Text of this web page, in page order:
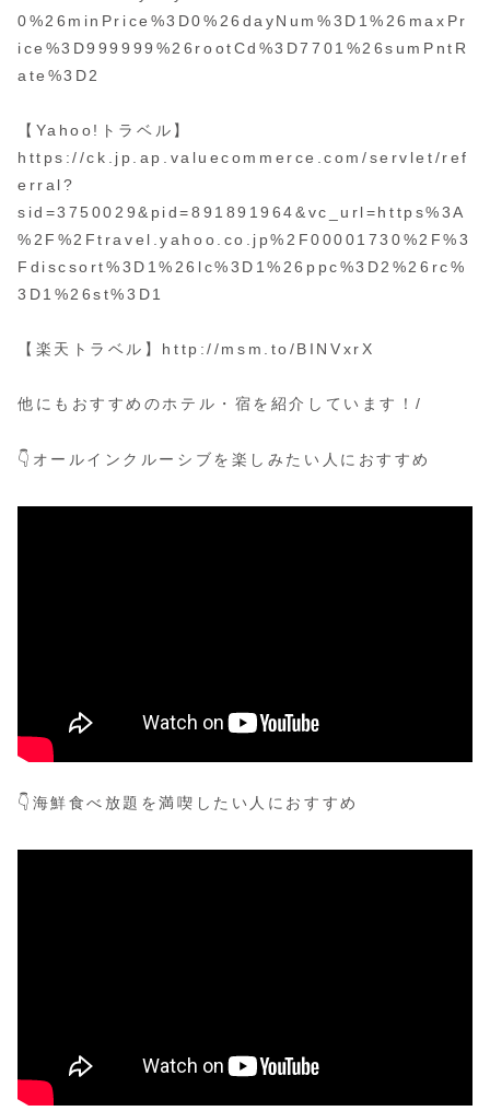
0%26minPrice%3D0%26dayNum%3D1%26maxPr
ice%3D999999%26rootCd%3D7701%26sumPntR
ate%3D2
【Yahoo!トラベル】
https://ck.jp.ap.valuecommerce.com/servlet/ref
erral?
sid=3750029&pid=891891964&vc_url=https%3A
%2F%2Ftravel.yahoo.co.jp%2F00001730%2F%3
Fdiscsort%3D1%26lc%3D1%26ppc%3D2%26rc%
3D1%26st%3D1
【楽天トラベル】http://msm.to/BINVxrX
他にもおすすめのホテル・宿を紹介しています！/
👇オールインクルーシブを楽しみたい人におすすめ
👇海鮮食べ放題を満喫したい人におすすめ